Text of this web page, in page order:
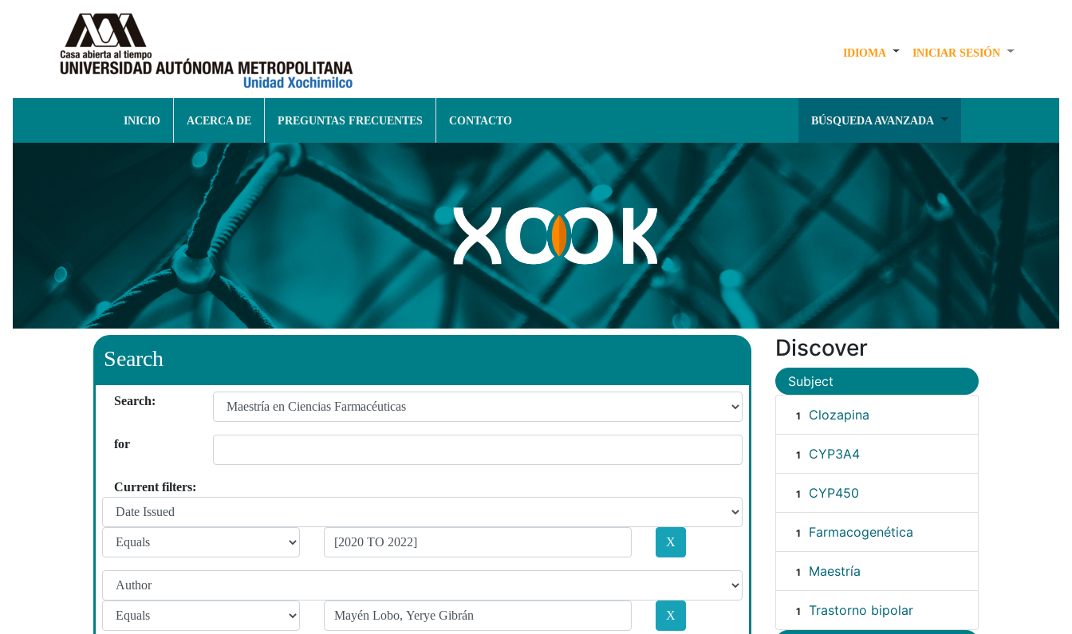
IDIOMA INICIAR SESIÓN
INICIO ACERCA DE PREGUNTAS FRECUENTES CONTACTO BÚSQUEDA AVANZADA
Search
Search:
for
Current filters:
Discover
Subject
1 Clozapina
1 CYP3A4
1 CYP450
1 Farmacogenética
1 Maestría
1 Trastorno bipolar